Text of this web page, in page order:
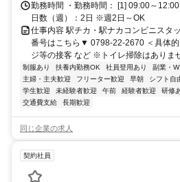
勤務時間 ・勤務時間： [1] 09:00～
日数（週）：2日 ※週2日～OK
仕事内容 駅チカ・駅ナカコンビニスタ
番号はこちら▼ 0798-22-2670 ＜具体
ジ等の接客 など ※トイレ掃除はありま
制服あり 扶養内勤務OK 社員登用あり 副業・
主婦・主夫歓迎
フリーター歓迎 早朝 シフト自
学生歓迎
未経験者歓迎 午前 経験者歓迎 研修
交通費支給
長期歓迎
同じ企業の求人
契約社員